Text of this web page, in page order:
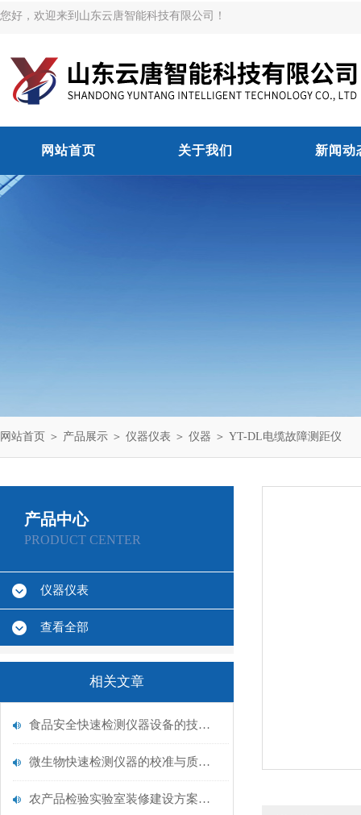
您好，欢迎来到山东云唐智能科技有限公司！
网站首页 关于我们 新闻动
网站首页 ＞ 产品展示 ＞ 仪器仪表 ＞ 仪器 ＞ YT-DL电缆故障测距仪
产品中心
PRODUCT CENTER
仪器仪表
查看全部
相关文章
食品安全快速检测仪器设备的技术演进与应用场景
微生物快速检测仪器的校准与质控：保证结果准确性的黄金法则
农产品检验实验室装修建设方案仪器配置清单@云唐仪器